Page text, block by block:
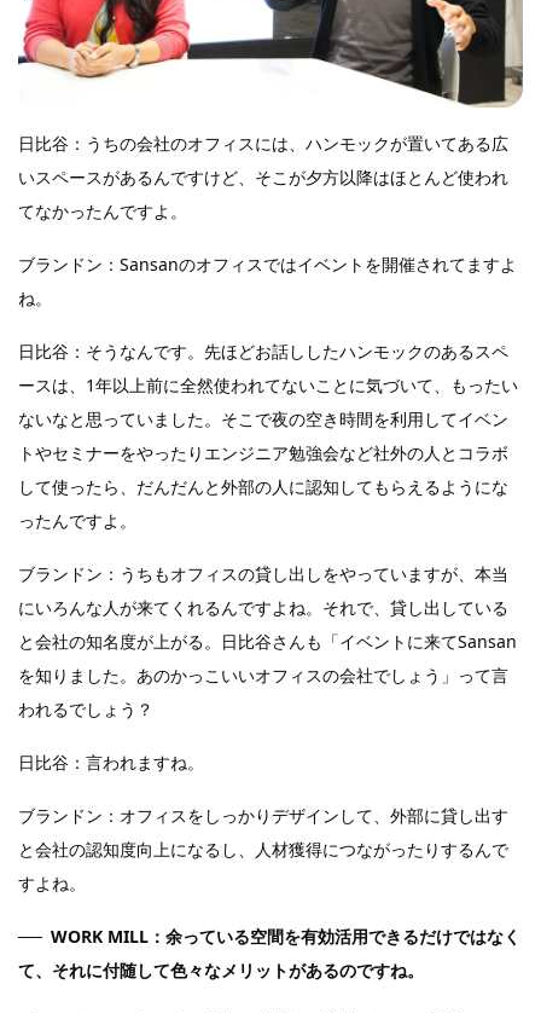
日比谷：うちの会社のオフィスには、ハンモックが置いてある広
いスペースがあるんですけど、そこが夕方以降はほとんど使われ
てなかったんですよ。
ブランドン：Sansanのオフィスではイベントを開催されてますよ
ね。
日比谷：そうなんです。先ほどお話ししたハンモックのあるスペ
ースは、1年以上前に全然使われてないことに気づいて、もったい
ないなと思っていました。そこで夜の空き時間を利用してイベン
トやセミナーをやったりエンジニア勉強会など社外の人とコラボ
して使ったら、だんだんと外部の人に認知してもらえるようにな
ったんですよ。
ブランドン：うちもオフィスの貸し出しをやっていますが、本当
にいろんな人が来てくれるんですよね。それで、貸し出している
と会社の知名度が上がる。日比谷さんも「イベントに来てSansan
を知りました。あのかっこいいオフィスの会社でしょう」って言
われるでしょう？
日比谷：言われますね。
ブランドン：オフィスをしっかりデザインして、外部に貸し出す
と会社の認知度向上になるし、人材獲得につながったりするんで
すよね。
WORK MILL：余っている空間を有効活用できるだけではなく
て、それに付随して色々なメリットがあるのですね。